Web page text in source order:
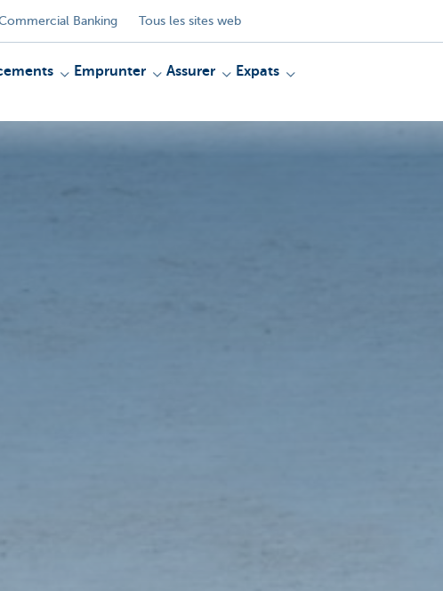
Banking Tous les sites web
Emprunter Assurer
Expats